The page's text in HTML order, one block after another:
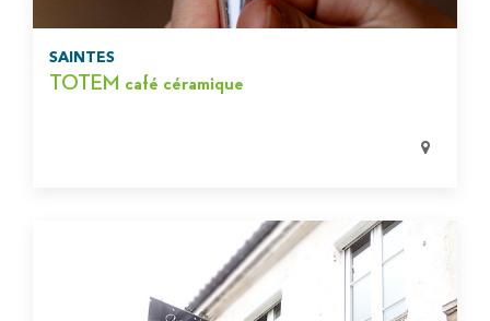
SAINTES
TOTEM café céramique